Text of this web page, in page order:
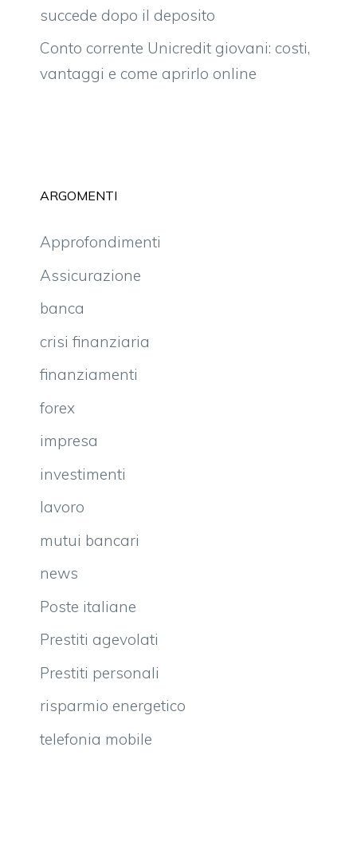
succede dopo il deposito
Conto corrente Unicredit giovani: costi,
vantaggi e come aprirlo online
ARGOMENTI
Approfondimenti
Assicurazione
banca
crisi finanziaria
finanziamenti
forex
impresa
investimenti
lavoro
mutui bancari
news
Poste italiane
Prestiti agevolati
Prestiti personali
risparmio energetico
telefonia mobile